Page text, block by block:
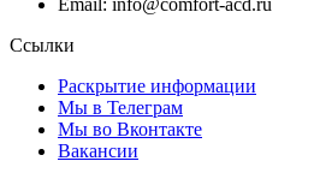
Email: info@comfort-acd.ru
Ссылки
Раскрытие информации
Мы в Телеграм
Мы во Вконтакте
Вакансии